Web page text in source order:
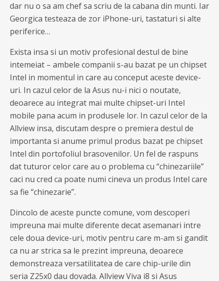
dar nu o sa am chef sa scriu de la cabana din munti. Iar
Georgica testeaza de zor iPhone-uri, tastaturi si alte
periferice…
Exista insa si un motiv profesional destul de bine
intemeiat – ambele companii s-au bazat pe un chipset
Intel in momentul in care au conceput aceste device-
uri. In cazul celor de la Asus nu-i nici o noutate,
deoarece au integrat mai multe chipset-uri Intel
mobile pana acum in produsele lor. In cazul celor de la
Allview insa, discutam despre o premiera destul de
importanta si anume primul produs bazat pe chipset
Intel din portofoliul brasovenilor. Un fel de raspuns
dat tuturor celor care au o problema cu “chinezariile”
caci nu cred ca poate numi cineva un produs Intel care
sa fie “chinezarie”.
Dincolo de aceste puncte comune, vom descoperi
impreuna mai multe diferente decat asemanari intre
cele doua device-uri, motiv pentru care m-am si gandit
ca nu ar strica sa le prezint impreuna, deoarece
demonstreaza versatilitatea de care chip-urile din
seria Z25x0 dau dovada. Allview Viva i8 si Asus